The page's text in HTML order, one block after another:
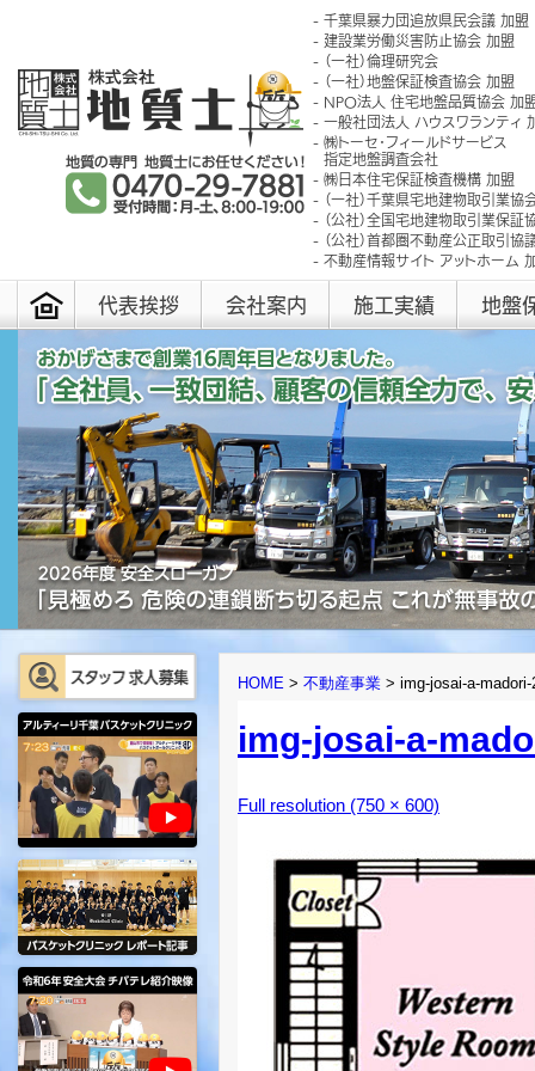
千葉県暴力団追放県民会議 加盟
建設業労働災害防止協会 加盟
（一社）倫理研究会
（一社）地盤保証検査協会 加盟
NPO法人 住宅地盤品質協会 加
一般社団法人 ハウスワランティ
㈱トーセ･フィールドサービス
指定地盤調査会社
㈱日本住宅保証検査機構 加盟
（一社）千葉県宅地建物取引業協
（公社）全国宅地建物取引業保証
（公社）首都圏不動産公正取引協
不動産情報サイト アットホーム
代表挨拶 会社案内 施工実績 地盤
HOME > 不動産事業 > img-josai-a-madori-
img-josai-a-
Full resolution (750 × 600)